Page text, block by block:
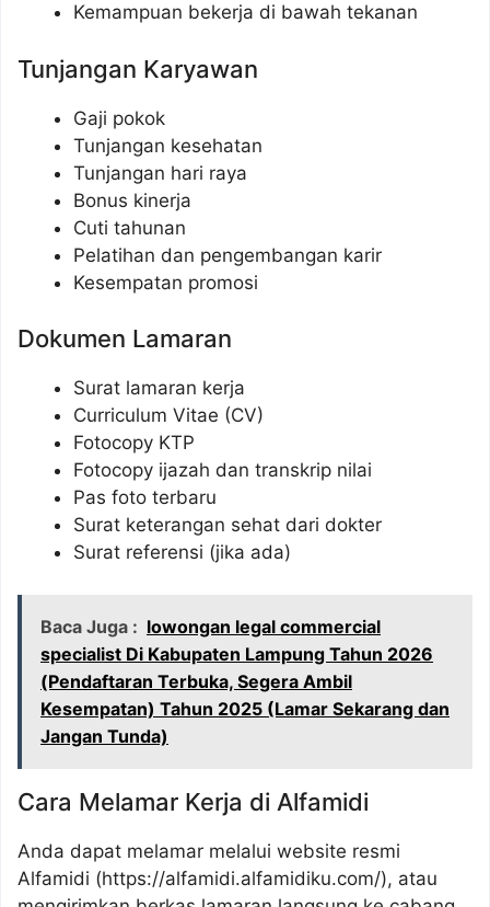
Kemampuan bekerja di bawah tekanan
Tunjangan Karyawan
Gaji pokok
Tunjangan kesehatan
Tunjangan hari raya
Bonus kinerja
Cuti tahunan
Pelatihan dan pengembangan karir
Kesempatan promosi
Dokumen Lamaran
Surat lamaran kerja
Curriculum Vitae (CV)
Fotocopy KTP
Fotocopy ijazah dan transkrip nilai
Pas foto terbaru
Surat keterangan sehat dari dokter
Surat referensi (jika ada)
Baca Juga : lowongan legal commercial
specialist Di Kabupaten Lampung Tahun 2026
(Pendaftaran Terbuka, Segera Ambil
Kesempatan) Tahun 2025 (Lamar Sekarang dan
Jangan Tunda)
Cara Melamar Kerja di Alfamidi
Anda dapat melamar melalui website resmi
Alfamidi (https://alfamidi.alfamidiku.com/), atau